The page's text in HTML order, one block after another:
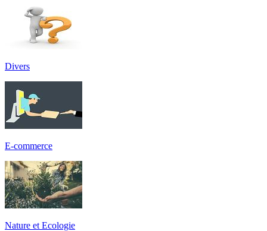
Divers
E-commerce
Nature et Ecologie